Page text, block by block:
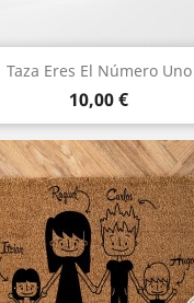
Taza Eres El Número Uno
Precio
10,00 €